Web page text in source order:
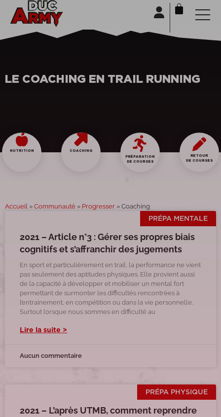
LE COACHING EN TRAIL RUNNING
NUTRITION
COACHING
PRÉPARATION
DE COURSES
RETOUR
DE COURSES
Accueil » Communauté » Progresser » Coaching
PRÉPA MENTALE
2021 – Article n°3 : Gérer ses propres biais
cognitifs et s’affranchir des jugements
En sport et particulièrement en trail, la performance ne vient
pas seulement des aptitudes physiques. Elle provient aussi
de la capacité à développer et mobiliser un mental fort
permettant de surmonter les difficultés rencontrées à
l’entrainement, en compétition ou dans la vie personnelle.
Surtout lorsque nous sommes en difficulté au
Lire la suite >
Aucun commentaire
PRÉPA PHYSIQUE
2021 – L’après UTMB, comment reprendre
Panneau de gestion des cookies